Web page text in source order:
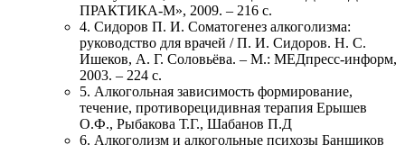
ПРАКТИКА-М», 2009. – 216 с.
4. Сидоров П. И. Соматогенез алкоголизма:
руководство для врачей / П. И. Сидоров. Н. С.
Ишеков, А. Г. Соловьёва. – М.: МЕДпресс-информ,
2003. – 224 с.
5. Алкогольная зависимость формирование,
течение, противорецидивная терапия Ерышев
О.Ф., Рыбакова Т.Г., Шабанов П.Д
6. Алкоголизм и алкогольные психозы Банщиков